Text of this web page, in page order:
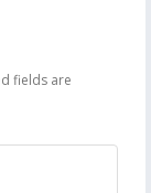
fields are